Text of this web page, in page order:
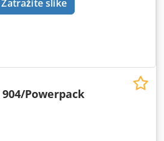
Zatražite slike
904/Powerpack